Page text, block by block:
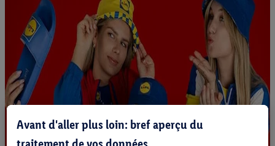
Avant d'aller plus loin: bref aperçu du